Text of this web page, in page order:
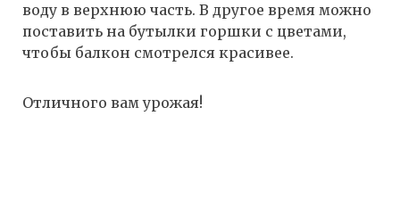
воду в верхнюю часть. В другое время можно
поставить на бутылки горшки с цветами,
чтобы балкон смотрелся красивее.
Отличного вам урожая!